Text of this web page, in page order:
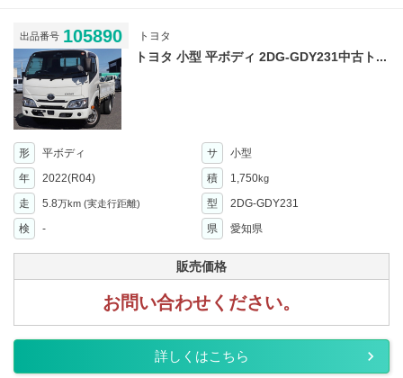
出品番号 105890 トヨタ
トヨタ 小型 平ボディ 2DG-GDY231中古ト...
形 平ボディ サ
小型
年
2022(R04) 積 1,750kg
走 5.8万km (実走行距離) 型
2DG-GDY231
検
- 県 愛知県
販売価格
お問い合わせください。
詳しくはこちら